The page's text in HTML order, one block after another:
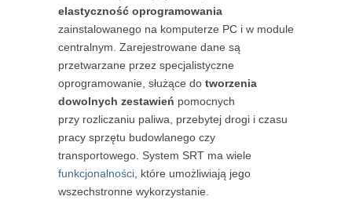
elastyczność oprogramowania
zainstalowanego na komputerze PC i w module
centralnym. Zarejestrowane dane są
przetwarzane przez specjalistyczne
oprogramowanie, służące do tworzenia
dowolnych zestawień pomocnych
przy rozliczaniu paliwa, przebytej drogi i czasu
pracy sprzętu budowlanego czy
transportowego. System SRT ma wiele
funkcjonalności , które umożliwiają jego
wszechstronne wykorzystanie.